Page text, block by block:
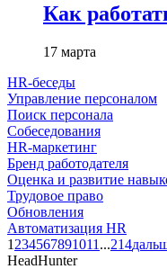
Как
17 марта
HR-беседы
Управление персоналом
Поиск персонала
Собеседования
HR-маркетинг
Бренд работодателя
Оценка и развитие
Трудовое право
Обновления
Автоматизация HR
1 234567891011 ...214
HeadHunter